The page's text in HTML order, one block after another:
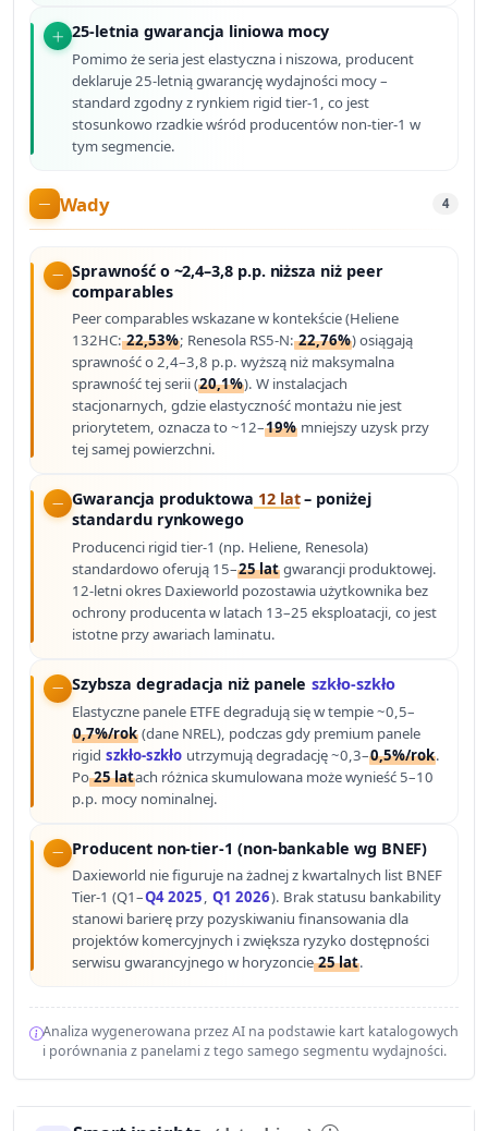
25-letnia gwarancja liniowa mocy
Pomimo że seria jest elastyczna i niszowa, producent
deklaruje 25-letnią gwarancję wydajności mocy –
standard zgodny z rynkiem rigid tier-1, co jest
stosunkowo rzadkie wśród producentów non-tier-1 w
tym segmencie.
Wady 4
Sprawność o ~2,4–3,8 p.p. niższa niż peer
comparables
Peer comparables wskazane w kontekście (Heliene
132HC:22,53%; Renesola RS5-N:22,76%) osiągają
sprawność o 2,4–3,8 p.p. wyższą niż maksymalna
sprawność tej serii (20,1%). W instalacjach
stacjonarnych, gdzie elastyczność montażu nie jest
priorytetem, oznacza to ~12–19% mniejszy uzysk przy
tej samej powierzchni.
Gwarancja produktowa 12 lat– poniżej
standardu rynkowego
Producenci rigid tier-1 (np. Heliene, Renesola)
standardowo oferują 15–25 lat gwarancji produktowej.
12-letni okres Daxieworld pozostawia użytkownika bez
ochrony producenta w latach 13–25 eksploatacji, co jest
istotne przy awariach laminatu.
Szybsza degradacja niż panele szkło-szkło
Elastyczne panele ETFE degradują się w tempie ~0,5–
0,7%/rok (dane NREL), podczas gdy premium panele
rigid szkło-szkło utrzymują degradację ~0,3–0,5%/rok.
Po25 latach różnica skumulowana może wynieść 5–10
p.p. mocy nominalnej.
Producent non-tier-1 (non-bankable wg BNEF)
Daxieworld nie figuruje na żadnej z kwartalnych list BNEF
Tier-1 (Q1–Q4 2025, Q1 2026). Brak statusu bankability
stanowi barierę przy pozyskiwaniu finansowania dla
projektów komercyjnych i zwiększa ryzyko dostępności
serwisu gwarancyjnego w horyzoncie25 lat.
Analiza wygenerowana przez AI na podstawie kart katalogowych
i porównania z panelami z tego samego segmentu wydajności.